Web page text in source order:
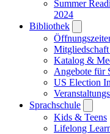
Summer
2024
Bibliothek
submenu
Katalog &
Angebote für
US Election
Sprachschule
Kids & Teens
Lifelong